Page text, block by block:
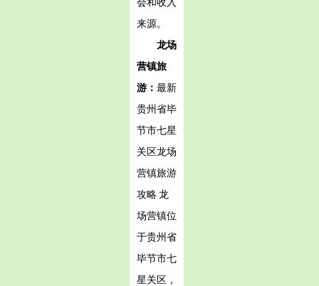
来源。
龙场
营镇旅
游： 最新
贵州省毕
节市七星
关区龙场
营镇旅游
攻略 龙
场营镇位
于贵州省
毕节市七
星关区，